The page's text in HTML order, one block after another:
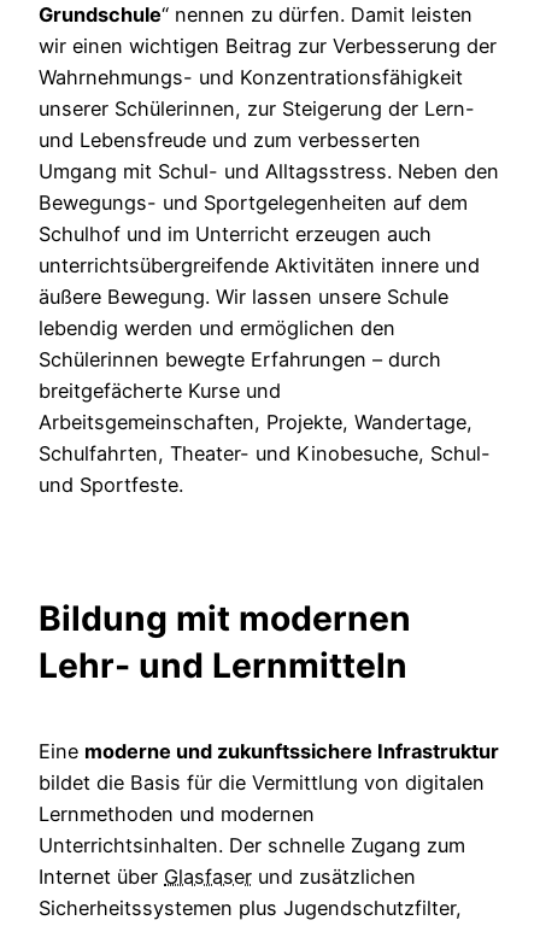
Grundschule“ nennen zu dürfen. Damit leisten
wir einen wichtigen Beitrag zur Verbesserung der
Wahrnehmungs- und Konzentrationsfähigkeit
unserer Schülerinnen, zur Steigerung der Lern-
und Lebensfreude und zum verbesserten
Umgang mit Schul- und Alltagsstress. Neben den
Bewegungs- und Sportgelegenheiten auf dem
Schulhof und im Unterricht erzeugen auch
unterrichtsübergreifende Aktivitäten innere und
äußere Bewegung. Wir lassen unsere Schule
lebendig werden und ermöglichen den
Schülerinnen bewegte Erfahrungen – durch
breitgefächerte Kurse und
Arbeitsgemeinschaften, Projekte, Wandertage,
Schulfahrten, Theater- und Kinobesuche, Schul-
und Sportfeste.
Bildung mit modernen
Lehr- und Lernmitteln
Eine moderne und zukunftssichere Infrastruktur
bildet die Basis für die Vermittlung von digitalen
Lernmethoden und modernen
Unterrichtsinhalten. Der schnelle Zugang zum
Internet über Glasfaser und zusätzlichen
Sicherheitssystemen plus Jugendschutzfilter,